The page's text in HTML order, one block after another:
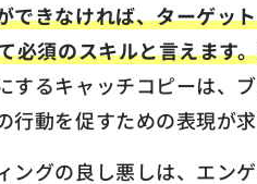
できなければ、ターゲッ
必須のスキルと言えます。
するキャッチコピーは、
行動を促すための表現が求
ングの良し悪しは、エン